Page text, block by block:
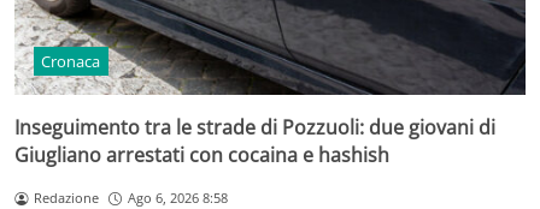
Cronaca
Inseguimento tra le strade di Pozzuoli: due giovani di
Giugliano arrestati con cocaina e hashish
Redazione Ago 6, 2026 8:58